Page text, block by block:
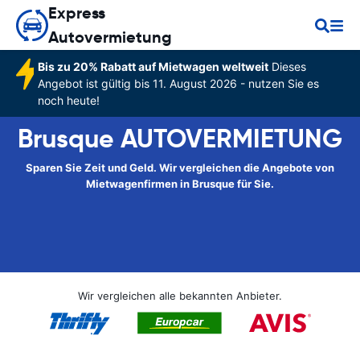
Express
Autovermietung
Bis zu 20% Rabatt auf Mietwagen weltweitDieses
Angebot ist gültig bis 11. August 2026 - nutzen Sie es
noch heute!
Brusque AUTOVERMIETUNG
Sparen Sie Zeit und Geld. Wir vergleichen die Angebote von
Mietwagenfirmen in Brusque für Sie.
Wir vergleichen alle bekannten Anbieter.